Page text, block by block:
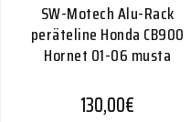
SW-Motech Alu-Rack
peräteline Honda CB900
Hornet 01-06 musta
130,00€